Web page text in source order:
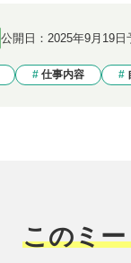
公開日： 2025年9月19日
仕事内容
このミ